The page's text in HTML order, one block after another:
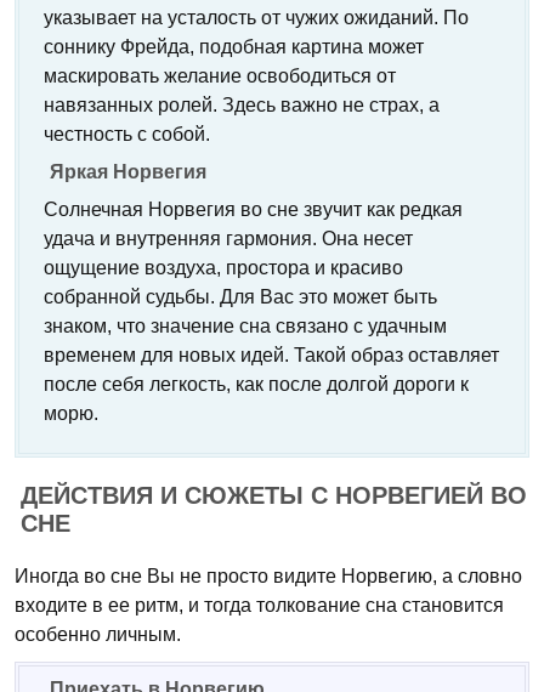
указывает на усталость от чужих ожиданий. По
соннику Фрейда, подобная картина может
маскировать желание освободиться от
навязанных ролей. Здесь важно не страх, а
честность с собой.
Яркая Норвегия
Солнечная Норвегия во сне звучит как редкая
удача и внутренняя гармония. Она несет
ощущение воздуха, простора и красиво
собранной судьбы. Для Вас это может быть
знаком, что значение сна связано с удачным
временем для новых идей. Такой образ оставляет
после себя легкость, как после долгой дороги к
морю.
ДЕЙСТВИЯ И СЮЖЕТЫ С НОРВЕГИЕЙ ВО
СНЕ
Иногда во сне Вы не просто видите Норвегию, а словно
входите в ее ритм, и тогда толкование сна становится
особенно личным.